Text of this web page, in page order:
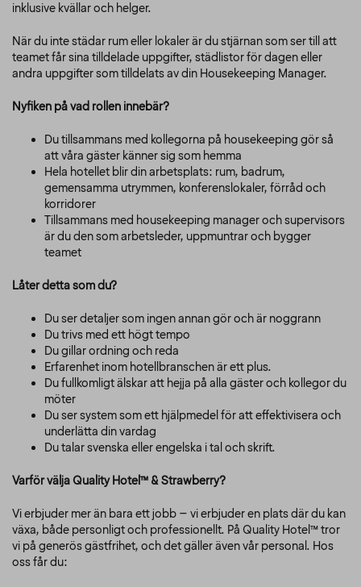
inklusive kvällar och helger.
När du inte städar rum eller lokaler är du stjärnan som ser till att
teamet får sina tilldelade uppgifter, städlistor för dagen eller
andra uppgifter som tilldelats av din Housekeeping Manager.
Nyfiken på vad rollen innebär?
Du tillsammans med kollegorna på housekeeping gör så
att våra gäster känner sig som hemma
Hela hotellet blir din arbetsplats: rum, badrum,
gemensamma utrymmen, konferenslokaler, förråd och
korridorer
Tillsammans med housekeeping manager och supervisors
är du den som arbetsleder, uppmuntrar och bygger
teamet
Låter detta som du?
Du ser detaljer som ingen annan gör och är noggrann
Du trivs med ett högt tempo
Du gillar ordning och reda
Erfarenhet inom hotellbranschen är ett plus.
Du fullkomligt älskar att hejja på alla gäster och kollegor du
möter
Du ser system som ett hjälpmedel för att effektivisera och
underlätta din vardag
Du talar svenska eller engelska i tal och skrift.
Varför välja Quality Hotel™ & Strawberry?
Vi erbjuder mer än bara ett jobb – vi erbjuder en plats där du kan
växa, både personligt och professionellt. På Quality Hotel™ tror
vi på generös gästfrihet, och det gäller även vår personal. Hos
oss får du: